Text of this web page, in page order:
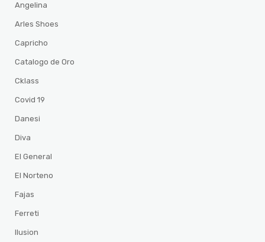
Angelina
Arles Shoes
Capricho
Catalogo de Oro
Cklass
Covid 19
Danesi
Diva
El General
El Norteno
Fajas
Ferreti
Ilusion